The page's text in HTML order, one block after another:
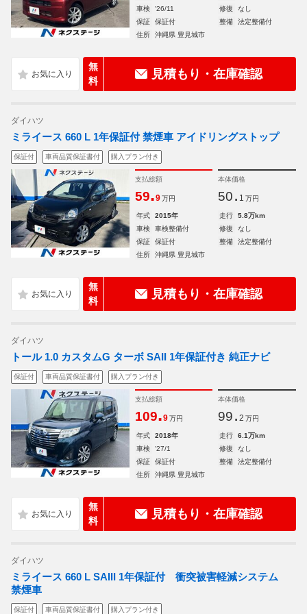
車検 '26/11 修復
なし
保証
保証付 整備
法定整備付
住所
沖縄県 豊見城市
無
料
見積もり・在庫確認
ダイハツ
ミライース 660 L 1年保証付 禁煙車 アイドリングストップ
保証付 車両品質保証書付 購入プラン付き
支払総額
59.9 万円
本体価格
50. 1 万円
年式 2015年 走行
5.8万km
車検
車検整備付 修復
なし
保証
保証付 整備
法定整備付
住所
沖縄県 豊見城市
無
料
見積もり・在庫確認
ダイハツ
トール 1.0 カスタムG ターボ SAII 1年保証付き 純正ナビ
保証付 車両品質保証書付 購入プラン付き
支払総額
109.9 万円
本体価格
99. 2 万円
年式 2018年 走行
6.1万km
車検
'27/1 修復
なし
保証
保証付 整備
法定整備付
住所
沖縄県 豊見城市
無
料
見積もり・在庫確認
ダイハツ
ミライース 660 L SAIII 1年保証付 衝突被害軽減システム
禁煙車
保証付 車両品質保証書付 購入プラン付き